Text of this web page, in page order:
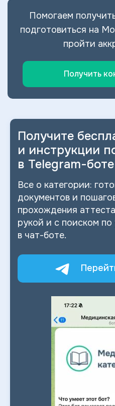
Помогаем
подготовиться на
пройти
Получить
Получите
и инструкции
в Telegram-боте
Все о категории:
документов и
прохождения
рукой и с поиском по
в чат-боте.